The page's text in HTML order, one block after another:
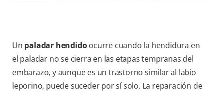
Un paladar hendidoocurre cuando la hendidura en
el paladar no se cierra en las etapas tempranas del
embarazo, y aunque es un trastorno similar al labio
leporino, puede suceder por sí solo. La reparación de